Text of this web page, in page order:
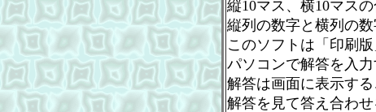
縦10マス、横10マス
縦列の数字と横列の
このソフトは「印刷
パソコンで解答を入
解答は画面に表示す
解答を見て答え合わせ